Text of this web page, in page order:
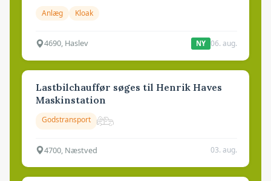
Anlæg Kloak
4690, Haslev NY 06. aug.
Lastbilchauffør søges til Henrik Haves
Maskinstation
Godstransport
4700, Næstved 03. aug.